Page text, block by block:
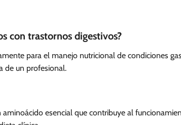
con trastornos digestivos?
para el manejo nutricional de condiciones
de un profesional.
esencial que contribuye al